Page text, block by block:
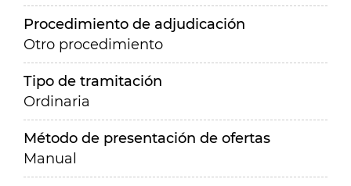
Procedimiento de adjudicación
Otro procedimiento
Tipo de tramitación
Ordinaria
Método de presentación de ofertas
Manual